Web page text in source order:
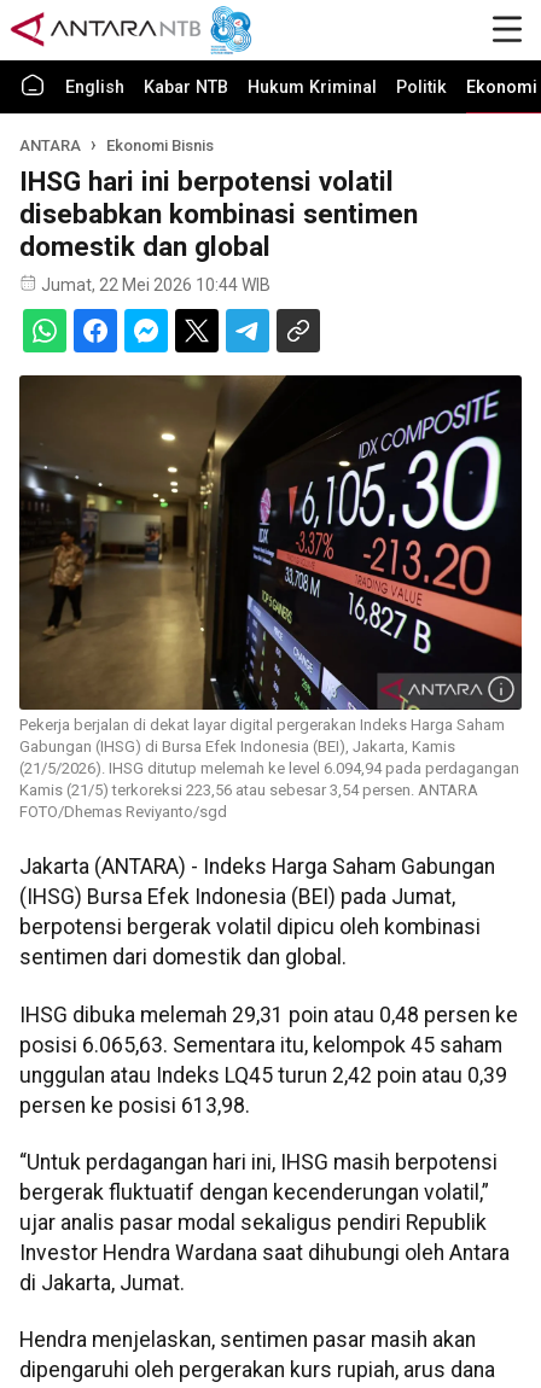
English Kabar NTB Hukum Kriminal Politik
ANTARA Ekonomi Bisnis
IHSG hari ini berpotensi volatil
disebabkan kombinasi sentimen
domestik dan global
Jumat, 22 Mei 2026 10:44 WIB
Pekerja berjalan di dekat layar digital pergerakan Indeks Harga Saham
Gabungan (IHSG) di Bursa Efek Indonesia (BEI), Jakarta, Kamis
(21/5/2026). IHSG ditutup melemah ke level 6.094,94 pada perdagangan
Kamis (21/5) terkoreksi 223,56 atau sebesar 3,54 persen. ANTARA
FOTO/Dhemas Reviyanto/sgd
Jakarta (ANTARA) - Indeks Harga Saham Gabungan
(IHSG) Bursa Efek Indonesia (BEI) pada Jumat,
berpotensi bergerak volatil dipicu oleh kombinasi
sentimen dari domestik dan global.
IHSG dibuka melemah 29,31 poin atau 0,48 persen ke
posisi 6.065,63. Sementara itu, kelompok 45 saham
unggulan atau Indeks LQ45 turun 2,42 poin atau 0,39
persen ke posisi 613,98.
“Untuk perdagangan hari ini, IHSG masih berpotensi
bergerak fluktuatif dengan kecenderungan volatil,”
ujar analis pasar modal sekaligus pendiri Republik
Investor Hendra Wardana saat dihubungi oleh Antara
di Jakarta, Jumat.
Hendra menjelaskan, sentimen pasar masih akan
dipengaruhi oleh pergerakan kurs rupiah, arus dana